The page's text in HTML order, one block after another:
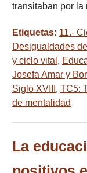
transitaban por
Etiquetas: 11.-
Desigualdades
y ciclo vital ,
Josefa Amar y
Siglo XVIII , TC5:
de mentalidad
La